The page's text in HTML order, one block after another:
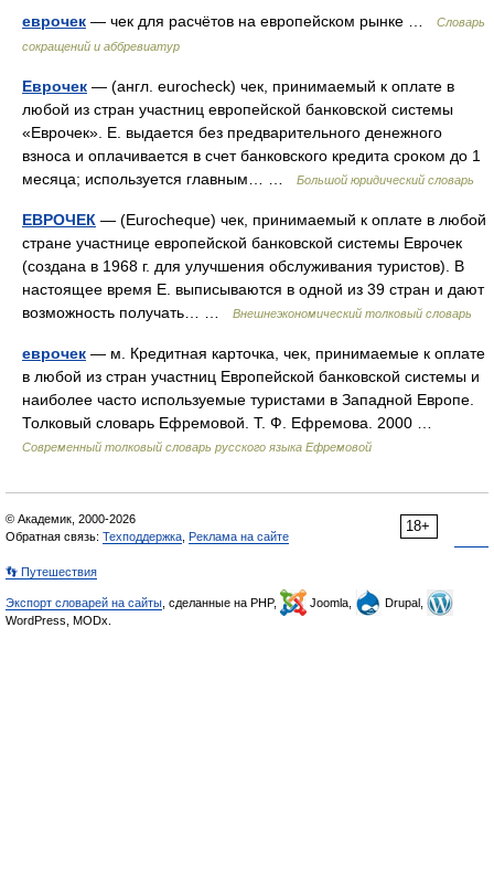
еврочек — чек для расчётов на европейском рынке …
Словарь
сокращений и аббревиатур
Еврочек — (англ. eurocheck) чек, принимаемый к оплате в
любой из стран участниц европейской банковской системы
«Еврочек». Е. выдается без предварительного денежного
взноса и оплачивается в счет банковского кредита сроком до 1
месяца; используется главным… …
Большой юридический словарь
ЕВРОЧЕК — (Eurocheque) чек, принимаемый к оплате в любой
стране участнице европейской банковской системы Еврочек
(создана в 1968 г. для улучшения обслуживания туристов). В
настоящее время Е. выписываются в одной из 39 стран и дают
возможность получать… …
Внешнеэкономический толковый словарь
еврочек — м. Кредитная карточка, чек, принимаемые к оплате
в любой из стран участниц Европейской банковской системы и
наиболее часто используемые туристами в Западной Европе.
Толковый словарь Ефремовой. Т. Ф. Ефремова. 2000 …
Современный толковый словарь русского языка Ефремовой
18+
© Академик, 2000-2026
Обратная связь: Техподдержка Реклама на сайте
👣 Путешествия
Экспорт словарей на сайты , сделанные на PHP, Joomla,
Drupal,
WordPress, MODx.